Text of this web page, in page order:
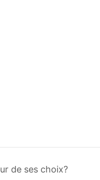
de ses choix?